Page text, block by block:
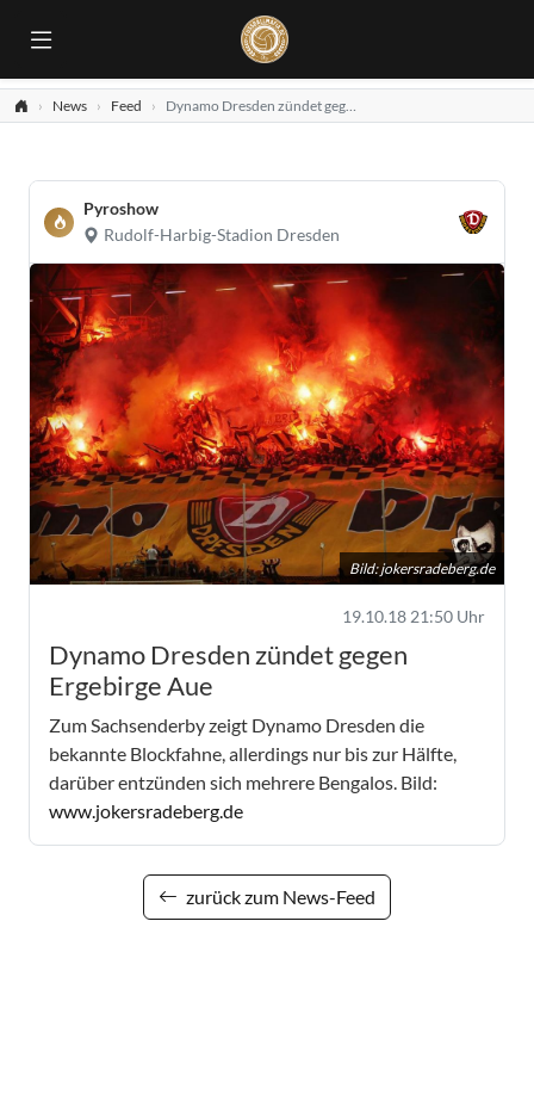
News Feed Dynamo Dresden zündet gegen Ergebirge Aue
Pyroshow
Rudolf-Harbig-Stadion Dresden
Bild:jokersradeberg.de
19.10.18 21:50 Uhr
Dynamo Dresden zündet gegen
Ergebirge Aue
Zum Sachsenderby zeigt Dynamo Dresden die
bekannte Blockfahne, allerdings nur bis zur Hälfte,
darüber entzünden sich mehrere Bengalos. Bild:
www.jokersradeberg.de
zurück zum News-Feed